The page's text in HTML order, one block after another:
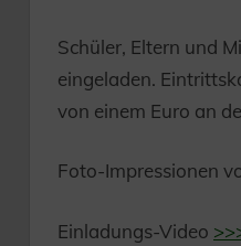
Schüler, Eltern und
eingeladen.
von einem Euro an
Foto-Impressionen
Einladungs-Video